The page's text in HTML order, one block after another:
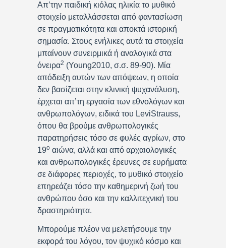
Απ’την παιδική κιόλας ηλικία το μυθικό
στοιχείο μεταλλάσσεται από φαντασίωση
σε πραγματικότητα και αποκτά ιστορική
σημασία. Στους ενήλικες αυτά τα στοιχεία
μπαίνουν συνειρμικά ή αναλογικά στα
όνειρα2 (Young2010, σ.σ. 89-90). Μία
απόδειξη αυτών των απόψεων, η οποία
δεν βασίζεται στην κλινική ψυχανάλυση,
έρχεται απ’τη εργασία των εθνολόγων και
ανθρωπολόγων, ειδικά του LeviStrauss,
όπου θα βρούμε ανθρωπολογικές
παρατηρήσεις τόσο σε φυλές αγρίων, στο
19ο αιώνα, αλλά και από αρχαιολογικές
και ανθρωπολογικές έρευνες σε ευρήματα
σε διάφορες περιοχές, το μυθικό στοιχείο
επηρεάζει τόσο την καθημερινή ζωή του
ανθρώπου όσο και την καλλιτεχνική του
δραστηριότητα.
Μπορούμε πλέον να μελετήσουμε την
εκφορά του λόγου, τον ψυχικό κόσμο και